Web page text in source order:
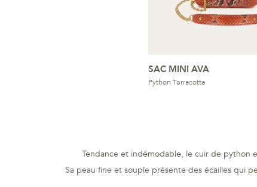
SAC MINI AVA
Python Terracotta
Tendance et indémodable, le cuir de python
Sa peau fine et souple présente des écailles qui